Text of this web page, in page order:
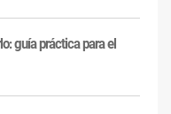
guía práctica para el